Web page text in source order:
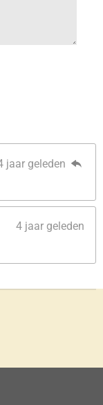
jaar geleden
4 jaar geleden
Art